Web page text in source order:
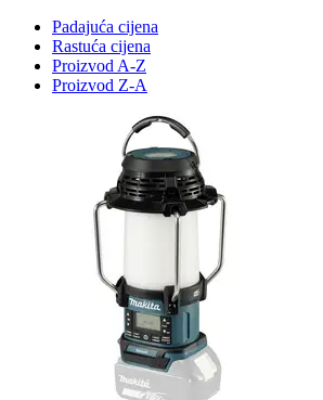
Padajuća cijena
Rastuća cijena
Proizvod A-Z
Proizvod Z-A